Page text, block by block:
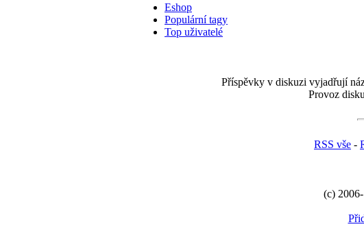
Eshop
Populární tagy
Top uživatelé
Příspěvky v diskuzi vyjadřují
Provoz
RSS vše -
(c)